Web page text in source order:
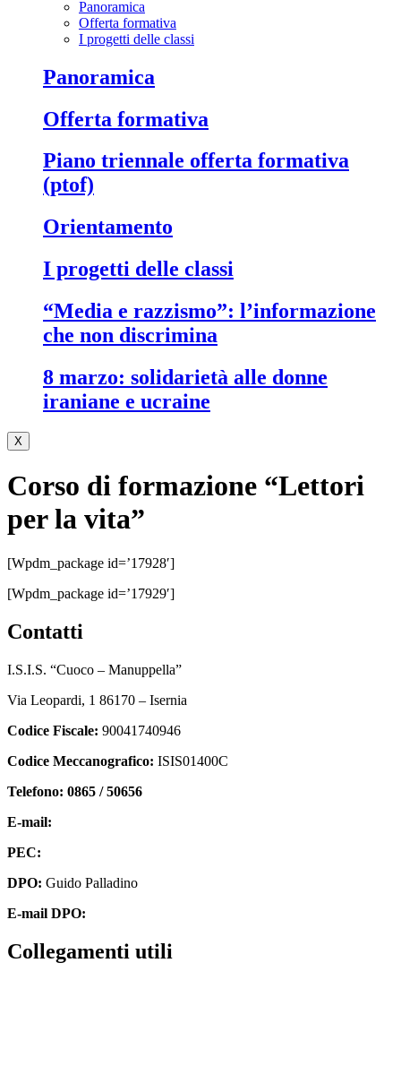
Panoramica
Offerta formativa
I progetti delle classi
panoramica
offerta formativa
piano triennale offerta formativa
(ptof)
orientamento
i progetti delle classi
“media e razzismo”: l’informazione
che non discrimina
8 marzo: solidarietà alle donne
iraniane e ucraine
X
Corso di formazione “Lettori
per la vita”
[wpdm_package id=’17928′]
[wpdm_package id=’17929′]
contatti
I.S.I.S. “Cuoco – Manuppella”
Via Leopardi, 1 86170 – Isernia
Codice Fiscale: 90041740946
Codice Meccanografico: ISIS01400C
Telefono: 0865 / 50656
E-mail:
PEC:
DPO: Guido Palladino
E-mail DPO:
collegamenti utili